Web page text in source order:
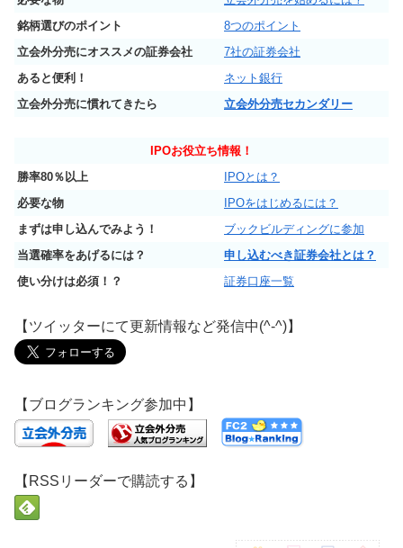
銘柄選びのポイント
8つのポイント
立会外分売にオススメの証券会社
7社の証券会社
あると便利！
ネット銀行
立会外分売に慣れてきたら
立会外分売セカンダリー
IPOお役立ち情報！
勝率80％以上
IPOとは？
必要な物
IPOをはじめるには？
まずは申し込んでみよう！
ブックビルディングに参加
当選確率をあげるには？
申し込むべき証券会社とは？
使い分けは必須！？
証券口座一覧
【ツイッターにて更新情報など発信中(^-^)】
【ブログランキング参加中】
【RSSリーダーで購読する】